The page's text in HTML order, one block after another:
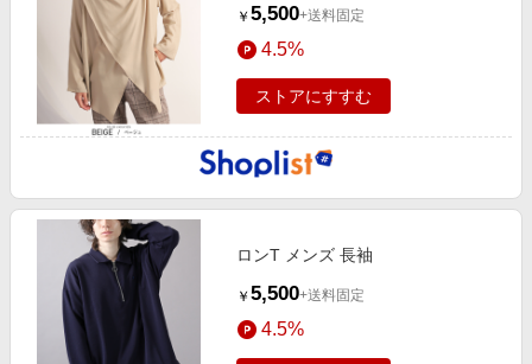
￥ 5,500+送料固定
4.5%
ストアにすすむ
ロンT メンズ 長袖
￥ 5,500+送料固定
4.5%